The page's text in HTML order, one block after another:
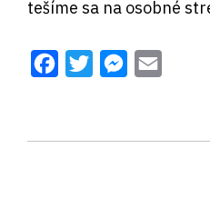
tešíme sa na osobné
Facebook
Twitter Messenger